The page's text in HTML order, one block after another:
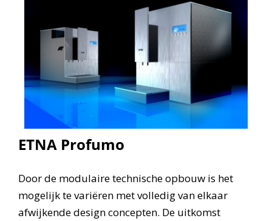
ETNA Profumo
Door de modulaire technische opbouw is het
mogelijk te variëren met volledig van elkaar
afwijkende design concepten. De uitkomst